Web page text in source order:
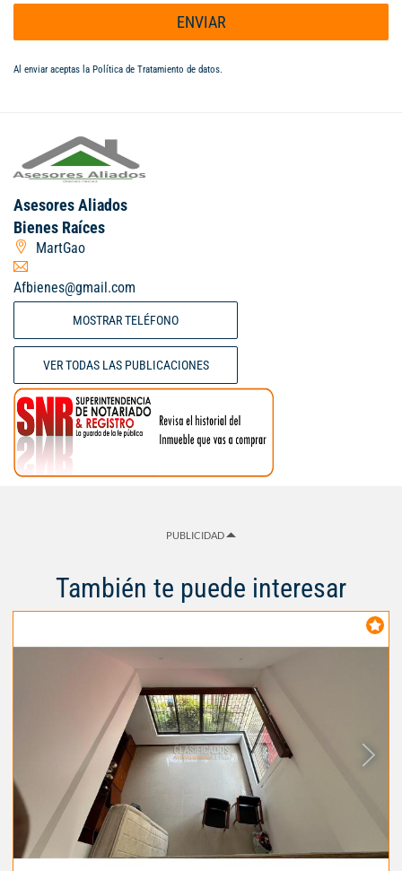
ENVIAR
Al enviar aceptas la Política de Tratamiento de datos.
Asesores Aliados
Bienes Raíces
MartGao
Afbienes@gmail.com
MOSTRAR TELÉFONO
VER TODAS LAS PUBLICACIONES
PUBLICIDAD
También te puede interesar